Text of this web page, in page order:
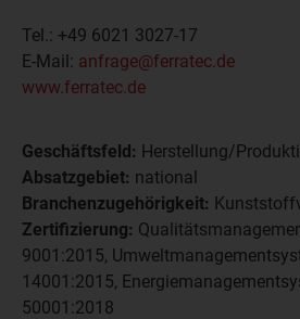
Tel.: +49 6021 3027-17
E-Mail: anfrage@ferratec.de
www.ferratec.de
Geschäftsfeld: Herstellung/
Absatzgebiet: national
Branchenzugehörigkeit:
Zertifizierung:
9001:2015,
14001:2015,
50001:2018